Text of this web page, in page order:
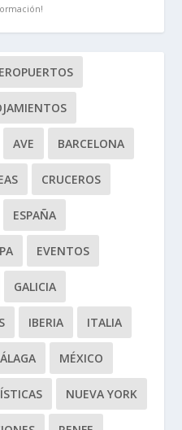
AVE BARCELONA
CRUCEROS
ESPAÑA
EVENTOS
GALICIA
IBERIA ITALIA
MÉXICO
NUEVA YORK